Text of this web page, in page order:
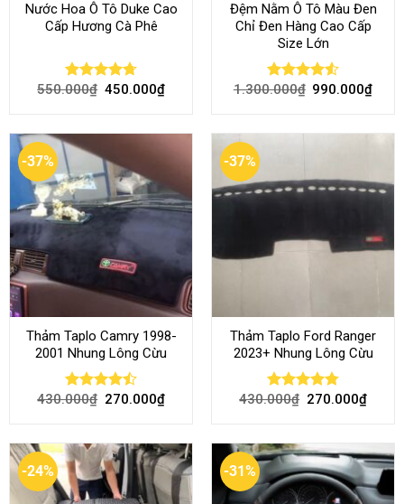
Nước Hoa Ô Tô Duke Cao
Cấp Hương Cà Phê
Rated4.70
550.000₫ 450.000₫
Đệm Nằm Ô Tô Màu Đen
Chỉ Đen Hàng Cao Cấp
Size Lớn
Rated 4.54
1.300.000₫ 990.000₫
-37%
Thảm Taplo Camry 1998-
2001 Nhung Lông Cừu
Rated
430.000₫ 270.000₫
-37%
Thảm Taplo Ford Ranger
2023+ Nhung Lông Cừu
Rated 4.80
430.000₫ 270.000₫
-24% -31%